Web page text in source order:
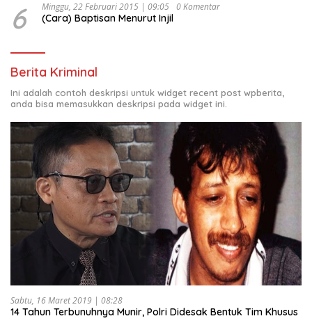
6 Minggu, 22 Februari 2015 | 09:05 0 Komentar
(Cara) Baptisan Menurut Injil
Berita Kriminal
Ini adalah contoh deskripsi untuk widget recent post wpberita,
anda bisa memasukkan deskripsi pada widget ini.
Sabtu, 16 Maret 2019 | 08:28
14 Tahun Terbunuhnya Munir, Polri Didesak Bentuk Tim Khusus